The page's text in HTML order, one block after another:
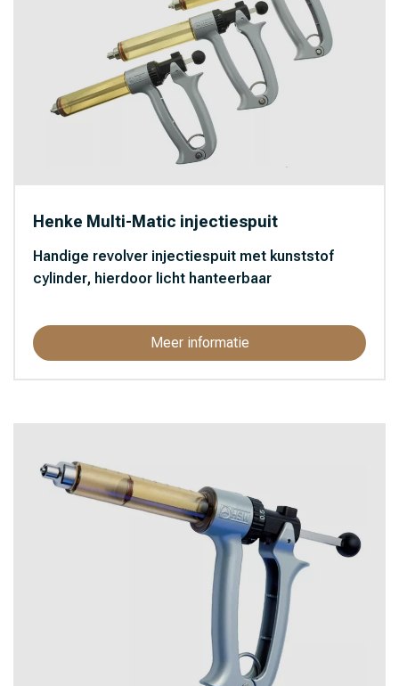
Henke Multi-Matic injectiespuit
Handige revolver injectiespuit met kunststof
cylinder, hierdoor licht hanteerbaar
Meer informatie